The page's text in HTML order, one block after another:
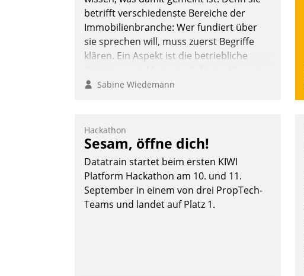
betrifft verschiedenste Bereiche der
Immobilienbranche: Wer fundiert über
sie sprechen will, muss zuerst Begriffe
klären. Ein Aspekt ist die betriebliche
ermöglichen große Einsparungen durch
Allein mit der Einführung einer neuen
Software ist es nicht getan. Die
Digitalisierung erfordert von
Unternehmen die Bereitschaft, sich zu
überprüfen, zu hinterfragen und zu
verändern.
Sabine Wiedemann
Hackathon
Sesam, öffne dich!
Datatrain startet beim ersten KIWI
Platform Hackathon am 10. und 11.
September in einem von drei PropTech-
Teams und landet auf Platz 1.